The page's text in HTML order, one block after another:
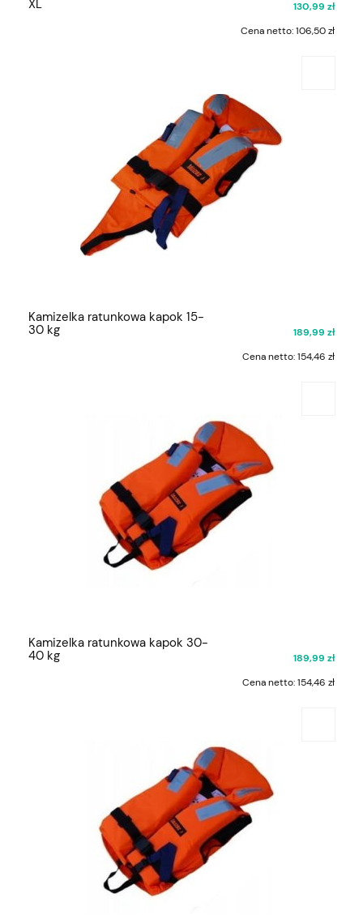
XL
130,99 zł
Cena netto:106,50 zł
Kamizelka ratunkowa kapok 15-
30 kg
189,99 zł
Cena netto:154,46 zł
Kamizelka ratunkowa kapok 30-
40 kg
189,99 zł
Cena netto:154,46 zł